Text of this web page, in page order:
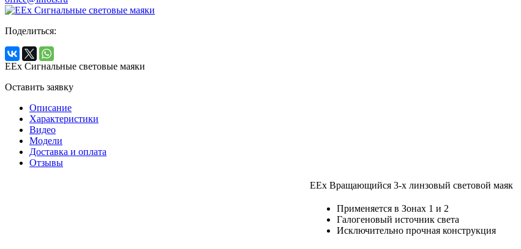
Поделиться:
EEx Сигнальные световые маяки
Оставить заявку
Описание
Характеристики
Видео
Модели
Доставка и оплата
Отзывы
EEx Вращающийся 3-х линзовый световой маяк
Применяется в Зонах 1 и 2
Галогеновый источник света
Исключительно прочная конструкция